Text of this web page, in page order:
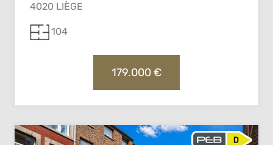
4020 LIÈGE
104
179.000 €